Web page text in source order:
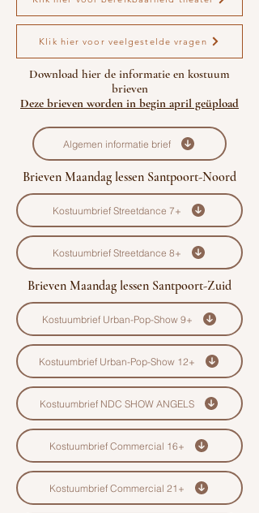
Klik hier voor veelgestelde vragen
Download hier de informatie en kostuum
brieven
Deze brieven worden in begin april geüpload
Algemen informatie brief
Brieven Maandag lessen Santpoort-Noord
Kostuumbrief Streetdance 7+
Kostuumbrief Streetdance 8+
Brieven Maandag lessen Santpoort-Zuid
Kostuumbrief Urban-Pop-Show 9+
Kostuumbrief Urban-Pop-Show 12+
Kostuumbrief NDC SHOW ANGELS
Kostuumbrief Commercial 16+
Kostuumbrief Commercial 21+